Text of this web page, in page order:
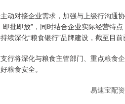
对接企业需求，加强与上级行沟通
批即放”，同时结合企业实际经营特
续深化“粮食银行”品牌建设，截至目前
将深化与粮食主管部门、重点粮食
粮食安全。
易速宝配
-162.15